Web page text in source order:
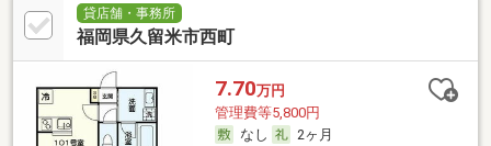
貸店舗・事務所
福岡県久留米市西町
7.70万円
管理費等5,800円
なし
2ヶ月